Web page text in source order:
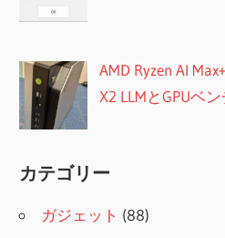
AMD Ryzen AI
X2 LLMとGPUベ
カテゴリー
ガジェット (88)